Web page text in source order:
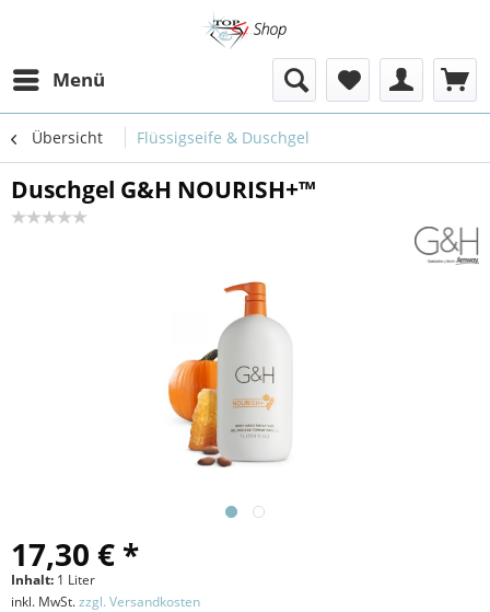
Menü
Übersicht Flüssigseife & Duschgel
Duschgel G&H NOURISH+™
17,30 € *
Inhalt: 1 Liter
inkl. MwSt.zzgl. Versandkosten